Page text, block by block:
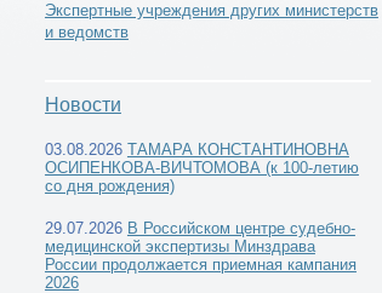
Учреждения высшего
образования - кафедры и курсы судебной
Экспертные учреждения других министерств
и ведомств
Новости
03.08.2026 ТАМАРА КОНСТАНТИНОВНА
ОСИПЕНКОВА-ВИЧТОМОВА (к 100-летию
со дня рождения)
29.07.2026 В Российском центре судебно-
медицинской экспертизы Минздрава
России продолжается приемная кампания
2026